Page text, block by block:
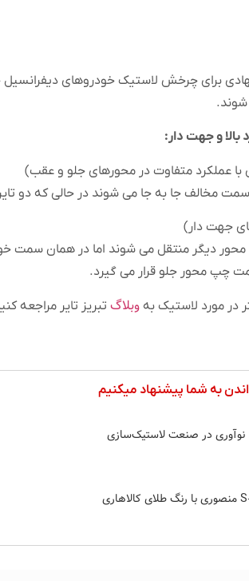
برای چرخش لاستیک خودروهای
بالا و جهت دار:
مخالف جا به جا می شوند در حالی که دو
محور دیگر منتقل می شوند اما در همان
چپ محور جلو قرار می گیرد.
در مورد لاستیک به وبلاگ تبریز تایر مراجعه
به شما پیشنهاد میکنیم
نوآوری در صنعت لاستیک‌سازی